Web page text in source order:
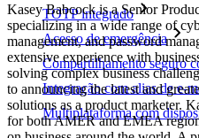
TOTP integrado
Acesso de emergência
Compartilhamento seguro
Integração com alias de e-
Multiplataforma com
Kasey Babcock is a Senior
specializing in a wide range of
management, and password
extensive experience with
solving complex business
to announcing the latest and
solutions as a product marketer.
for both AMER and EMEA